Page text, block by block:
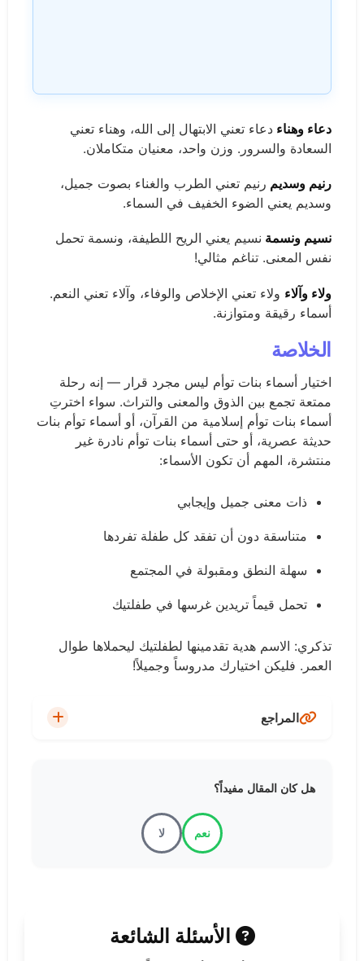
دعاء وهناء دعاء تعني الابتهال إلى الله، وهناء تعني
السعادة والسرور. وزن واحد، معنيان متكاملان.
رنيم وسديم رنيم تعني الطرب والغناء بصوت جميل،
وسديم يعني الضوء الخفيف في السماء.
نسيم ونسمة نسيم يعني الريح اللطيفة، ونسمة تحمل
نفس المعنى. تناغم مثالي!
ولاء وآلاء ولاء تعني الإخلاص والوفاء، وآلاء تعني النعم.
أسماء رقيقة ومتوازنة.
الخلاصة
اختيار أسماء بنات توأم ليس مجرد قرار — إنه رحلة
ممتعة تجمع بين الذوق والمعنى والتراث. سواء اخترتِ
أسماء بنات توأم إسلامية من القرآن، أو أسماء توأم بنات
حديثة عصرية، أو حتى أسماء بنات توأم نادرة غير
منتشرة، المهم أن تكون الأسماء:
ذات معنى جميل وإيجابي
متناسقة دون أن تفقد كل طفلة تفردها
سهلة النطق ومقبولة في المجتمع
تحمل قيماً تريدين غرسها في طفلتيك
تذكري: الاسم هدية تقدمينها لطفلتيك ليحملاها طوال
العمر. فليكن اختيارك مدروساً وجميلاً!​
المراجع
هل كان المقال مفيداً؟
نعم لا
الأسئلة الشائعة